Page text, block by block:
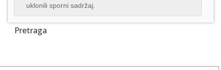
uklonili sporni sadržaj.
Pretraga